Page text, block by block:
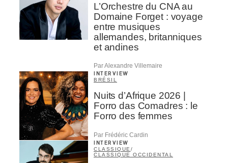
L’Orchestre du CNA au
Domaine Forget : voyage
entre musiques
allemandes, britanniques
et andines
Par Alexandre Villemaire
INTERVIEW
BRÉSIL
Nuits d’Afrique 2026 |
Forro das Comadres : le
Forro des femmes
Par Frédéric Cardin
INTERVIEW
CLASSIQUE /
CLASSIQUE OCCIDENTAL